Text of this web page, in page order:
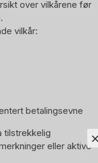
over vilkårene før
vilkår:
betalingsevne
tilstrekkelig
eller aktive